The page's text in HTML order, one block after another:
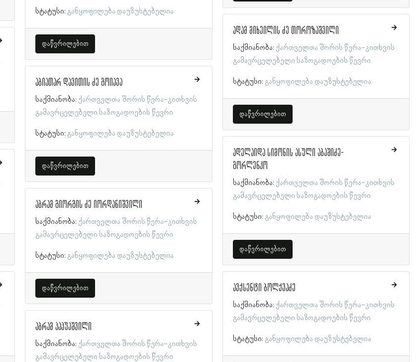
სტატუსი: განყოფილება დაუზუსტებელია
დაწვრილებით
აბიათარ დავითის ძე გოიავა
საქმიანობა: ქართველთა შორის წერა-კითხვის
გამავრცელებელი საზოგადოების წევრი
სტატუსი: განყოფილება დაუზუსტებელია
დაწვრილებით
აბრამ გიორგის ძე იორდანიშვილი
საქმიანობა: ქართველთა შორის წერა-კითხვის
გამავრცელებელი საზოგადოების წევრი
სტატუსი: განყოფილება დაუზუსტებელია
დაწვრილებით
აბრამ პაპუაშვილი
საქმიანობა: ქართველთა შორის წერა-კითხვის
გამავრცელებელი საზოგადოების წევრი
ადამ მიხეილის ძე თოროზაშვილი
საქმიანობა: ქართველთა შორის წერა-კითხვის
გამავრცელებელი საზოგადოების წევრი
სტატუსი: განყოფილება დაუზუსტებელია
დაწვრილებით
ადელაიდა სიმონის ასული აბაშიძე-
გორლენკო
საქმიანობა: ქართველთა შორის წერა-კითხვის
გამავრცელებელი საზოგადოების წევრი
სტატუსი: განყოფილება დაუზუსტებელია
დაწვრილებით
ავქსენტი ბოლქვაძე
საქმიანობა: ქართველთა შორის წერა-კითხვის
გამავრცელებელი საზოგადოების წევრი
სტატუსი: განყოფილება დაუზუსტებელია